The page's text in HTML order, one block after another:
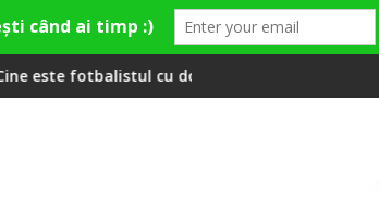
două diplome care a învățat româna la 2 ani
Compania de Apă